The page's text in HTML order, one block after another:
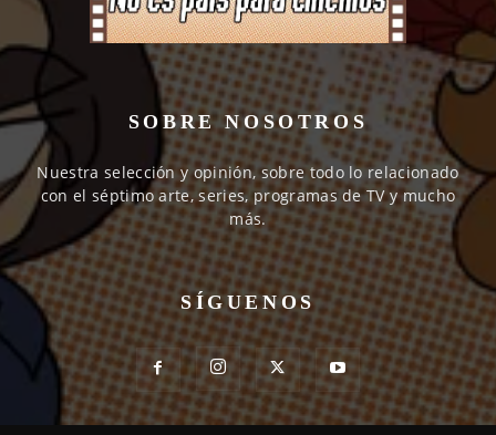
SOBRE NOSOTROS
Nuestra selección y opinión, sobre todo lo relacionado
con el séptimo arte, series, programas de TV y mucho
más.
SÍGUENOS